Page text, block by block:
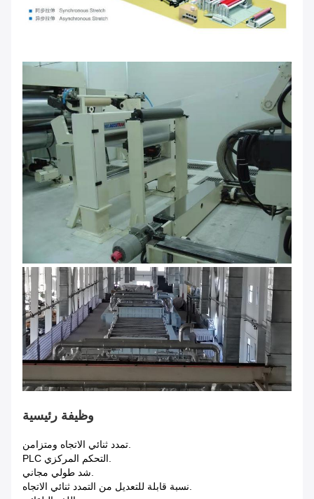
وظيفة رئيسية
.تمدد ثنائي الاتجاه ومتزامن
.التحكم المركزي PLC
.شد طولي مجاني
.نسبة قابلة للتعديل من التمدد ثنائي الاتجاه